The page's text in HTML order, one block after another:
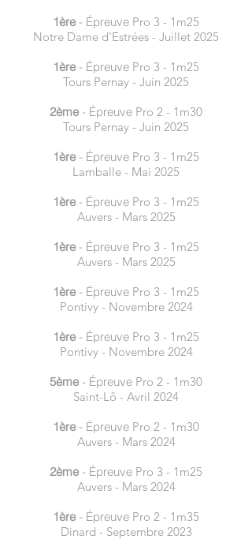
1ère- Épreuve Pro 3 - 1m25
Notre Dame d'Estrées - Juillet 2025
1ère- Épreuve Pro 3 - 1m25
Tours Pernay - Juin 2025
2ème- Épreuve Pro 2 - 1m30
Tours Pernay - Juin 2025
1ère- Épreuve Pro 3 - 1m25
Lamballe - Mai 2025
1ère- Épreuve Pro 3 - 1m25
Auvers - Mars 2025
1ère- Épreuve Pro 3 - 1m25
Auvers - Mars 2025
1ère- Épreuve Pro 3 - 1m25
Pontivy - Novembre 2024
1ère- Épreuve Pro 3 - 1m25
Pontivy - Novembre 2024
5ème- Épreuve Pro 2 - 1m30
Saint-Lô - Avril 2024
1ère- Épreuve Pro 2 - 1m30
Auvers - Mars 2024
2ème- Épreuve Pro 3 - 1m25
Auvers - Mars 2024
1ère- Épreuve Pro 2 - 1m35
Dinard - Septembre 2023